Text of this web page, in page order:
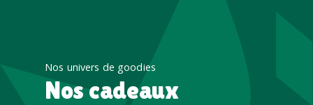
Nos univers de goodies
Nos cadeaux